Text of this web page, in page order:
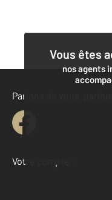
Vous êtes
nos agents
Parlons de vous,
Votre compte :